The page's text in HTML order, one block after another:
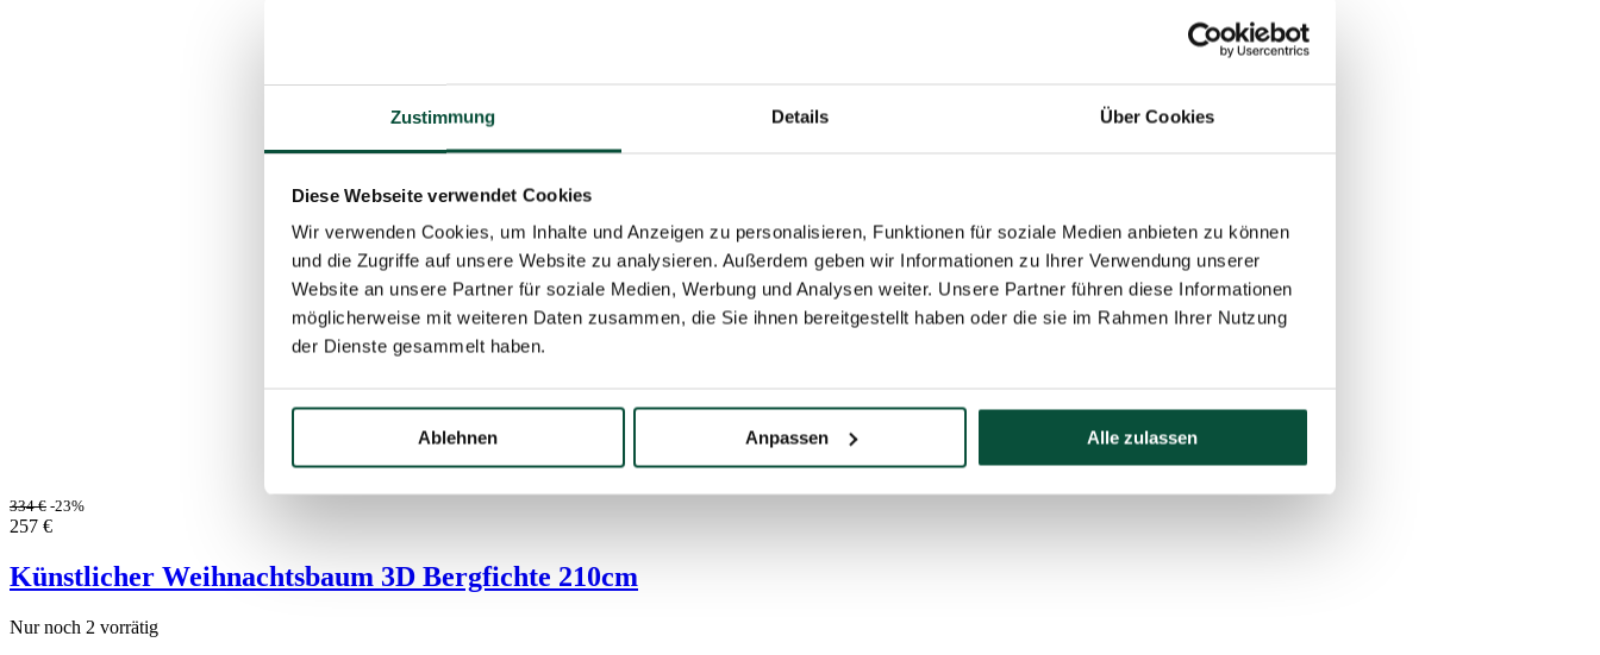
Zustimmung Details Über Cookies
Diese Webseite verwendet Cookies
Wir verwenden Cookies, um Inhalte und Anzeigen zu personalisieren, Funktionen für soziale Medien anbieten zu können
und die Zugriffe auf unsere Website zu analysieren. Außerdem geben wir Informationen zu Ihrer Verwendung unserer
Website an unsere Partner für soziale Medien, Werbung und Analysen weiter. Unsere Partner führen diese Informationen
möglicherweise mit weiteren Daten zusammen, die Sie ihnen bereitgestellt haben oder die sie im Rahmen Ihrer Nutzung
der Dienste gesammelt haben.
Ablehnen Anpassen Alle zulassen
334€ -23%
257 €
Künstlicher Weihnachtsbaum 3D Bergfichte 210cm
Nur noch 2 vorrätig